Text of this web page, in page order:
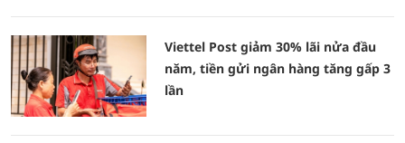
Viettel Post giảm 30% lãi nửa đầu
năm, tiền gửi ngân hàng tăng gấp 3
lần